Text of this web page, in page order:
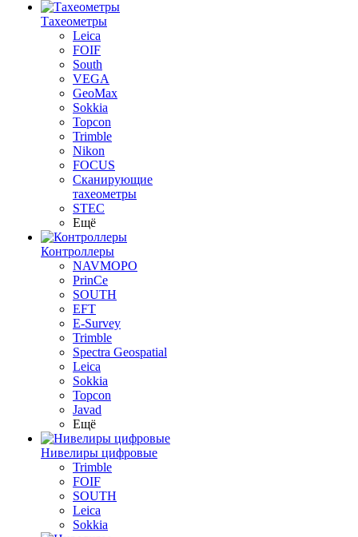
Тахеометры
Leica
FOIF
South
VEGA
GeoMax
Sokkia
Topcon
Trimble
Nikon
FOCUS
Сканирующие
тахеометры
STEC
Ещё
Контроллеры
NAVMOPO
PrinCe
SOUTH
EFT
E-Survey
Trimble
Spectra Geospatial
Leica
Sokkia
Topcon
Javad
Ещё
Нивелиры цифровые
Trimble
FOIF
SOUTH
Leica
Sokkia